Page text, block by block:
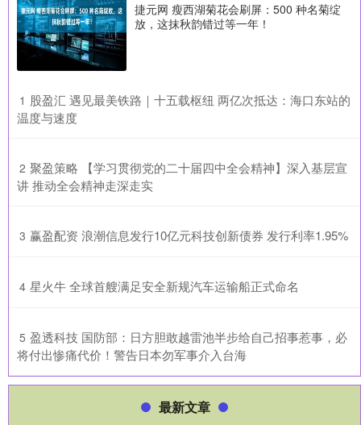
捷元网 瘦西湖菊花会刷屏：500 种名菊绽
放，这抹秋韵错过等一年！
1 ​股盈汇 遇见最美铁路｜十五载枢纽 两亿次抵达：海口东站的
温度与速度
2 ​聚盈策略 【学习贯彻党的二十届四中全会精神】深入基层宣
讲 推动全会精神走深走实
3 ​赢盈配资 浪潮信息发行10亿元科技创新债券 发行利率1.95%
4 ​星火牛 全球首艘满足安全新规汽车运输船正式命名
5 ​盈透科技 国防部：日方胆敢越雷池半步给自己招事惹事，必
将付出惨痛代价！警告日本勿军事介入台海
最新文章